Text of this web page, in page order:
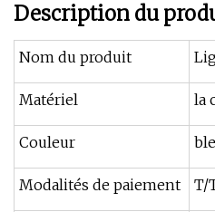
Description du
Nom du produit
Matériel la
Couleur
Modalités de paiement T/